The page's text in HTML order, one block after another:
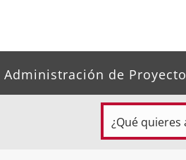
Administración de